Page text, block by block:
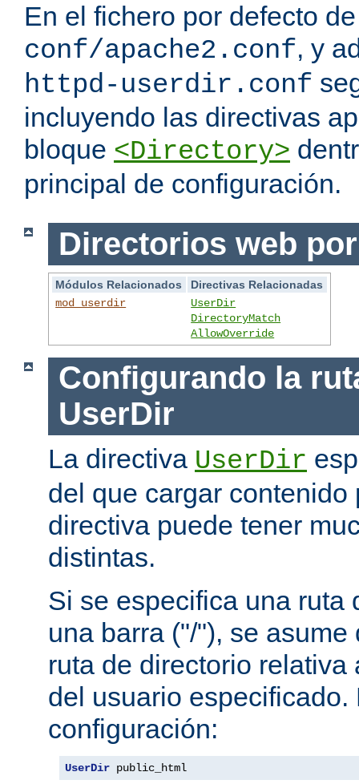
En el fichero por defecto
conf/apache2.conf, y
httpd-userdir.conf
incluyendo las directivas
bloque <Directory>
principal de configuración.
Directorios web
Módulos Relacionados
Directivas Relacionadas
mod_userdir
UserDir
DirectoryMatch
AllowOverride
Configurando la
UserDir
La directiva UserDir
del que cargar contenido
directiva puede tener
distintas.
Si se especifica una ruta
una barra ("/"), se
ruta de directorio relativa
del usuario especificado.
configuración:
UserDir public_html